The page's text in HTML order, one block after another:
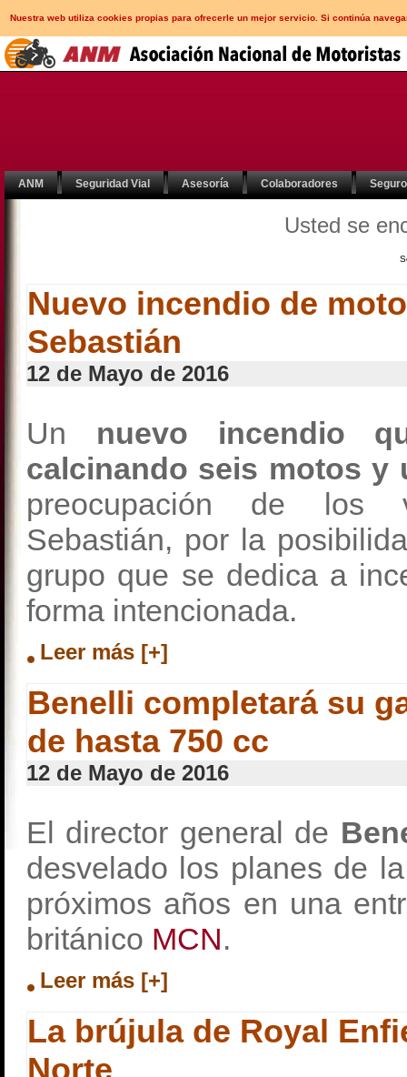
Nuestra web utiliza cookies propias para ofrecerle un mejor servicio. Si continúa
ANM Seguridad Vial Asesoría Colaboradores
Usted se
Nuevo incendio de
Sebastián
12 de Mayo de 2016
Un nuevo incendio
calcinando seis motos y
preocupación de los
Sebastián, por la
grupo que se dedica a
forma intencionada.
Leer más [+]
Benelli completará su
de hasta 750 cc
12 de Mayo de 2016
El director general de
desvelado los planes de
próximos años en una
británico MCN.
Leer más [+]
La brújula de Royal
Norte